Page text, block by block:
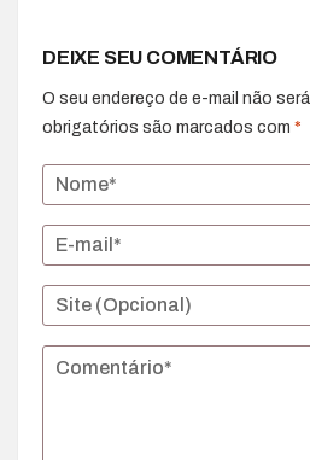
DEIXE SEU COMENTÁRIO
O seu endereço de e-mail não
obrigatórios são marcados com *